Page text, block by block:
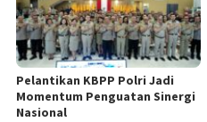
Pelantikan KBPP Polri Jadi
Momentum Penguatan Sinergi
Nasional